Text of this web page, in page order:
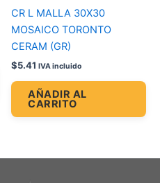
CR L MALLA 30X30
MOSAICO TORONTO
CERAM (GR)
$5.41 IVA incluido
AÑADIR AL
CARRITO